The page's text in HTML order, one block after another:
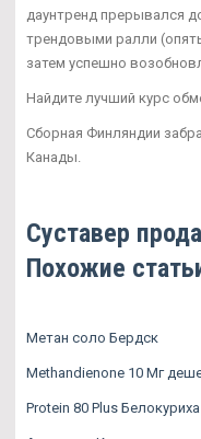
даунтренд прерывался
трендовыми ралли
затем успешно
Найдите лучший курс
Сборная Финляндии
Канады.
Суставер
Похожие
Метан соло Бердск
Methandienone 10 Мг
Protein 80 Plus Белокуриха